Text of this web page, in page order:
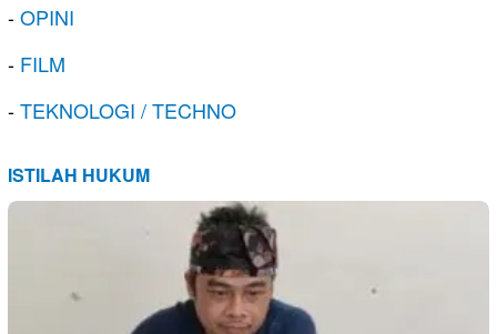
-OPINI
- FILM
-TEKNOLOGI / TECHNO
ISTILAH HUKUM